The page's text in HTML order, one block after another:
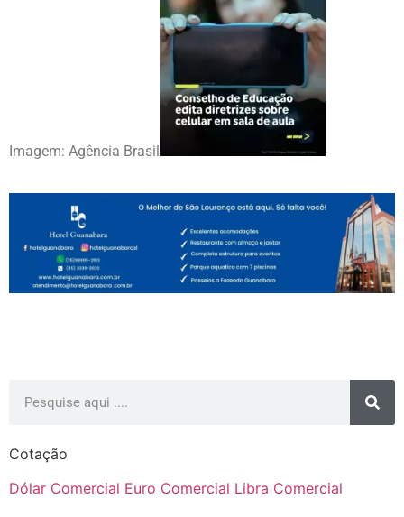
Imagem: Agência Brasil
Cotação
Dólar Comercial Euro Comercial Libra Comercial